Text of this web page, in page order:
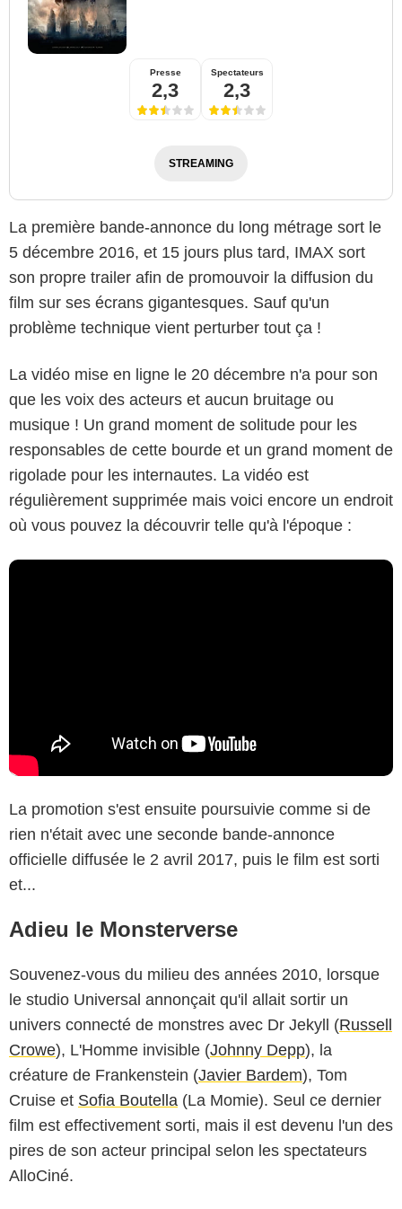
Presse
2,3
Spectateurs
2,3
STREAMING
La première bande-annonce du long métrage sort le
5 décembre 2016, et 15 jours plus tard, IMAX sort
son propre trailer afin de promouvoir la diffusion du
film sur ses écrans gigantesques. Sauf qu'un
problème technique vient perturber tout ça !
La vidéo mise en ligne le 20 décembre n'a pour son
que les voix des acteurs et aucun bruitage ou
musique ! Un grand moment de solitude pour les
responsables de cette bourde et un grand moment de
rigolade pour les internautes. La vidéo est
régulièrement supprimée mais voici encore un endroit
où vous pouvez la découvrir telle qu'à l'époque :
La promotion s'est ensuite poursuivie comme si de
rien n'était avec une seconde bande-annonce
officielle diffusée le 2 avril 2017, puis le film est sorti
et...
Adieu le Monsterverse
Souvenez-vous du milieu des années 2010, lorsque
le studio Universal annonçait qu'il allait sortir un
univers connecté de monstres avec Dr Jekyll (Russell
Crowe), L'Homme invisible (Johnny Depp), la
créature de Frankenstein (Javier Bardem), Tom
Cruise et Sofia Boutella (La Momie). Seul ce dernier
film est effectivement sorti, mais il est devenu l'un des
pires de son acteur principal selon les spectateurs
AlloCiné.